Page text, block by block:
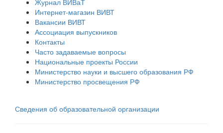
Интернет-магазин ВИВТ
Вакансии ВИВТ
Ассоциация выпускников
Контакты
Часто задаваемые вопросы
Национальные проекты России
Министерство науки и высшего образования РФ
Министерство просвещения РФ
Сведения об образовательной организации